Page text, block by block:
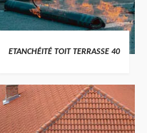
ETANCHÉITÉ TOIT TERRASSE 40